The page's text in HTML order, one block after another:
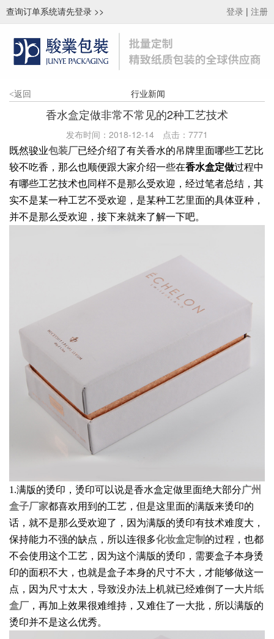
查询订单系统请先登录 >> 登录 | 注册
<返回 行业新闻
香水盒定做非常不常见的2种工艺技术
发布时间：2018-12-14 点击： 7771
既然骏业包装厂已经介绍了有关香水的吊牌里面哪些工艺比
较不吃香，那么也顺便跟大家介绍一些在香水盒定做过程中
有哪些工艺技术也同样不是那么受欢迎，经过笔者总结，其
实不是某一种工艺不受欢迎，是某种工艺里面的具体亚种，
并不是那么受欢迎，接下来就来了解一下吧。
1.满版的烫印，烫印可以说是香水盒定做里面绝大部分广州
盒子厂家都喜欢用到的工艺，但是这里面的满版来烫印的
话，就不是那么受欢迎了，因为满版的烫印有技术难度大，
保持能力不强的缺点，所以连很多化妆盒定制 的过程，也都
不会使用这个工艺，因为这个满版的烫印，需要盒子本身烫
印的面积不大，也就是盒子本身的尺寸不大，才能够做这一
点，因为尺寸太大，导致没办法上机就已经难倒了一大片纸
盒厂 ，再加上效果很难维持，又难住了一大批，所以满版的
烫印并不是这么优秀。